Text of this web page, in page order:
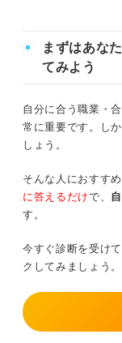
まずはあな
てみよう
自分に合う職業・
常に重要です。し
しょう。
そんな人におすす
に答えるだけで、
す。
今すぐ診断を受け
クしてみましょう。
①研修制度が充
②年間休日が多
③有給休暇を取
⑤給与が高い傾
関連Q&A
大企業で働き